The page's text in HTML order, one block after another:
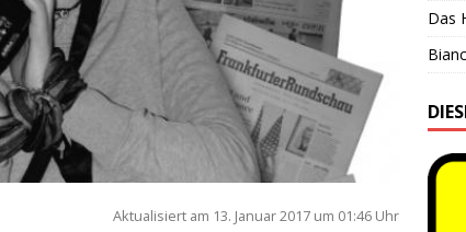
Aktua­li­siert am 13. Janu­ar 2017 um 01:46 Uhr
Das